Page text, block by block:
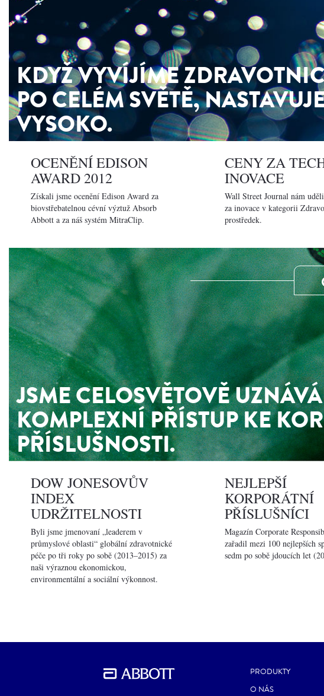
KDYŽ VYVÍJÍME
PO CELÉM SVĚTĚ,
VYSOKO.
OCENĚNÍ EDISON
AWARD 2012
Získali jsme ocenění Edison Award za
biovstřebatelnou cévní výztuž Absorb
Abbott a za náš systém MitraClip.
CENY ZA
INOVACE
Wall Street Journal nám
za inovace v kategorii
prostředek.
JSME CELOSVĚTOVĚ
KOMPLEXNÍ PŘÍSTUP KE
PŘÍSLUŠNOSTI.
DOW JONESOVŮV
INDEX
UDRŽITELNOSTI
Byli jsme jmenovaní „leaderem v
průmyslové oblasti“ globální zdravotnické
péče po tři roky po sobě (2013–2015) za
naši výraznou ekonomickou,
environmentální a sociální výkonnost.
NEJLEPŠÍ
KORPORÁTNÍ
PŘÍSLUŠNÍCI
Magazín Corporate
zařadil mezi 100 nejlepších
sedm po sobě jdoucích let
PRODUKTY
O NÁS